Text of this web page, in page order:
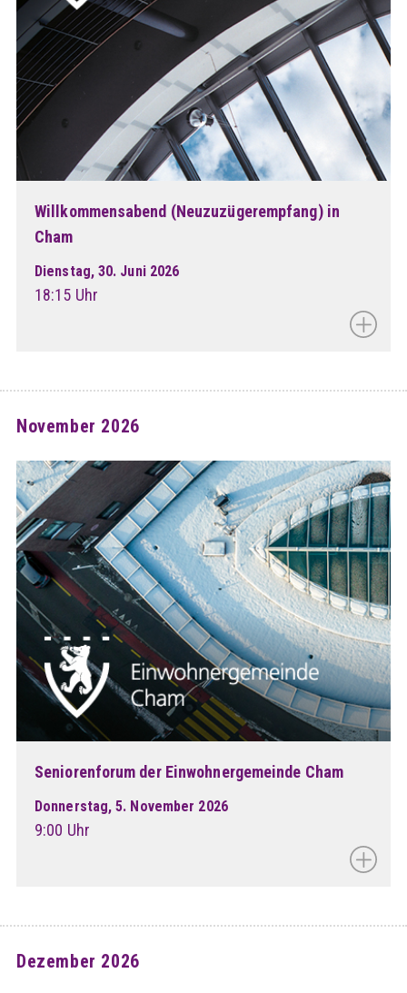
Willkommensabend (Neuzuzügerempfang) in
Cham
Dienstag, 30. Juni 2026
18:15 Uhr
November 2026
Seniorenforum der Einwohnergemeinde Cham
Donnerstag, 5. November 2026
9:00 Uhr
Dezember 2026